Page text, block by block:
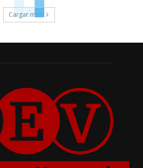
Cargar más